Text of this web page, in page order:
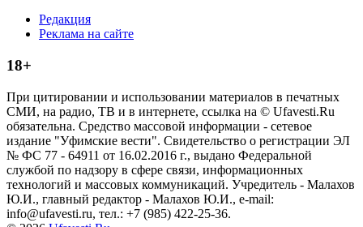
Редакция
Реклама на сайте
18+
При цитировании и использовании материалов в печатных
СМИ, на радио, ТВ и в интернете, ссылка на © Ufavesti.Ru
обязательна. Средство массовой информации - сетевое
издание "Уфимские вести". Свидетельство о регистрации ЭЛ
№ ФС 77 - 64911 от 16.02.2016 г., выдано Федеральной
службой по надзору в сфере связи, информационных
технологий и массовых коммуникаций. Учредитель - Малахов
Ю.И., главный редактор - Малахов Ю.И., e-mail:
info@ufavesti.ru, тел.: +7 (985) 422-25-36.